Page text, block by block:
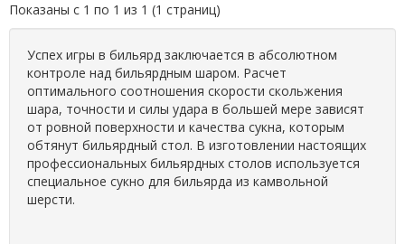
Показаны с 1 по 1 из 1 (1 страниц)
Успех игры в бильярд заключается в абсолютном
контроле над бильярдным шаром. Расчет
оптимального соотношения скорости скольжения
шара, точности и силы удара в большей мере зависят
от ровной поверхности и качества сукна, которым
обтянут бильярдный стол. В изготовлении настоящих
профессиональных бильярдных столов используется
специальное сукно для бильярда из камвольной
шерсти.